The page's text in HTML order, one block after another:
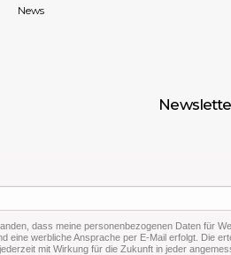
News
dass meine personenbezogenen Daten für
eine werbliche Ansprache per E-Mail erfolgt. Die
mit Wirkung für die Zukunft in jeder